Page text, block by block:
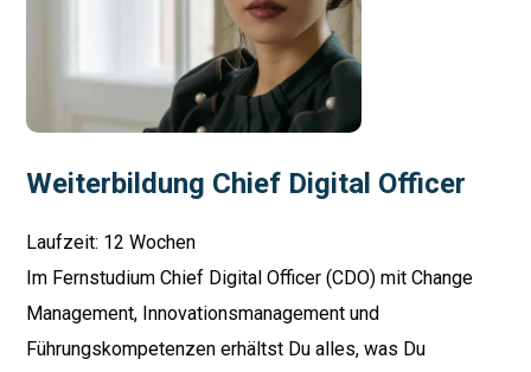
Weiterbildung Chief Digital Officer
Laufzeit: 12 Wochen
Im Fernstudium Chief Digital Officer (CDO) mit Change
Management, Innovationsmanagement und
Führungskompetenzen erhältst Du alles, was Du